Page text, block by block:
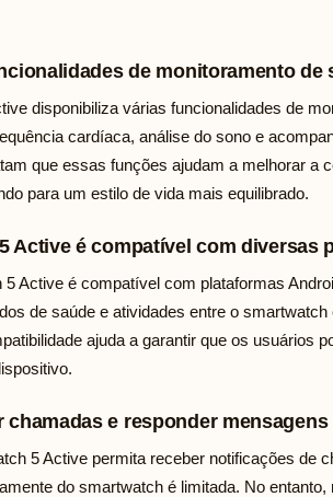
de monitoramento de
disponibiliza várias funcionalidades de
cardíaca, análise do sono e
que essas funções ajudam a melhorar a
para um estilo de vida mais equilibrado.
Active é compatível com diversas
5 Active é compatível com plataformas
de saúde e atividades entre o
ajuda a garantir que os usuários
chamadas e responder
5 Active permita receber notificações de
do smartwatch é limitada. No